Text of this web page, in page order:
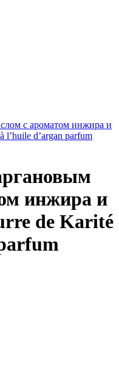
с ароматом инжира и
l’huile d’argan parfum
инжира и
de Karité